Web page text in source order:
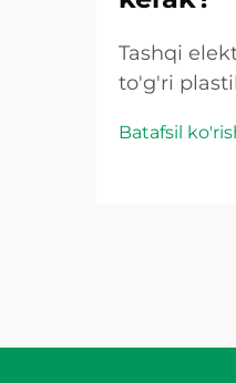
Tashqi
to'g'ri
elektr
Batafsil